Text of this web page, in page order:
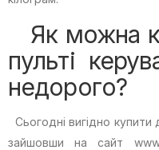
Як можна
пульті
недорого?
Сьогодні вигідно купити
зайшовши на сайт